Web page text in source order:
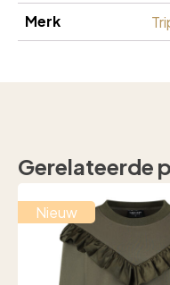
Merk
Gerelateerde
Nieuw